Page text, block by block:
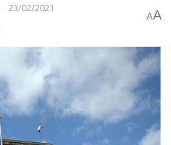
23/02/2021
AA